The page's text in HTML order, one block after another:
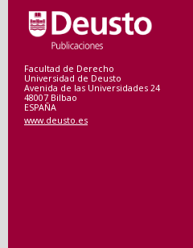
Facultad de Derecho
Universidad de Deusto
Avenida de las Universidades 24
48007 Bilbao
ESPAÑA
www.deusto.es